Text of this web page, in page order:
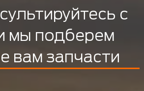
с
мы подберем
вам запчасти